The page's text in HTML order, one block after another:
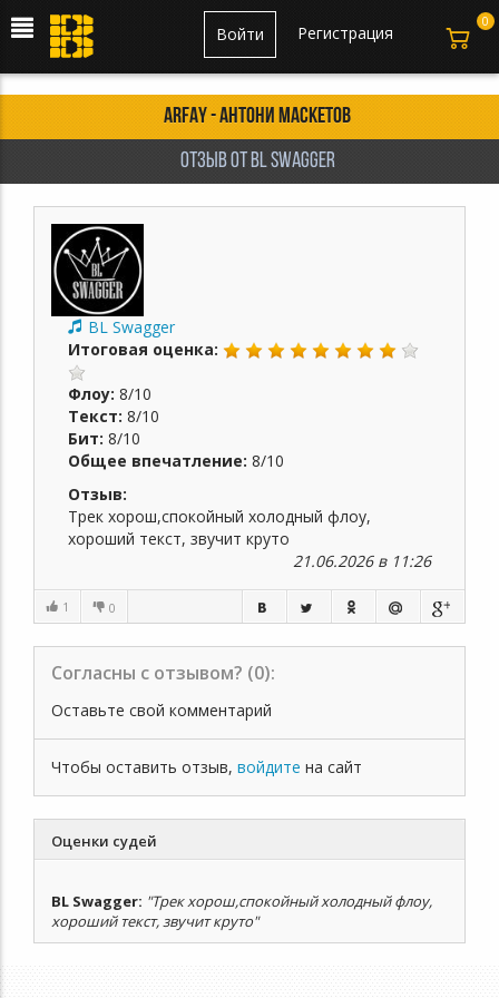
Регистрация
Войти
ARFAY - антони маскетов
отзыв от BL Swagger
BL Swagger
Итоговая оценка:
Флоу: 8/10
Текст: 8/10
Бит: 8/10
Общее впечатление: 8/10
Отзыв:
Трек хорош,спокойный холодный флоу,
хороший текст, звучит круто
21.06.2026 в 11:26
1 0
Согласны с отзывом? (0):
Оставьте свой комментарий
Чтобы оставить отзыв, войдите на сайт
Оценки судей
BL Swagger: "Трек хорош,спокойный холодный флоу,
хороший текст, звучит круто"
0